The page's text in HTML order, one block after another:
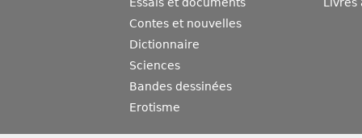
Essais et documents
Contes et nouvelles
Dictionnaire
Sciences
Bandes dessinées
Erotisme
Livres